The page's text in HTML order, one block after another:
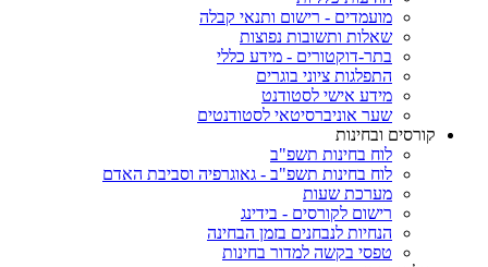
מועמדים - רישום ותנאי קבלה
שאלות ותשובות נפוצות
בתר-דוקטורים - מידע כללי
התפלגות ציוני בוגרים
מידע אישי לסטודנט
שער אוניברסיטאי לסטודנטים
קורסים ובחינות
לוח בחינות תשפ"ב
לוח בחינות תשפ"ב - גאוגרפיה וסביבת האדם
מערכת שעות
רישום לקורסים - בידינג
הנחיות לנבחנים בזמן הבחינה
טפסי בקשה למדור בחינות